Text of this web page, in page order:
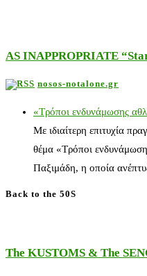
AS INAPPROPRIATE
nosos-notalone.gr
«Τρόποι ενδυνάμωσης
Με ιδιαίτερη επιτυχία
θέμα «Τρόποι
Παξιμάδη, η οποία
Back to the 50S
The KUSTOMS & The